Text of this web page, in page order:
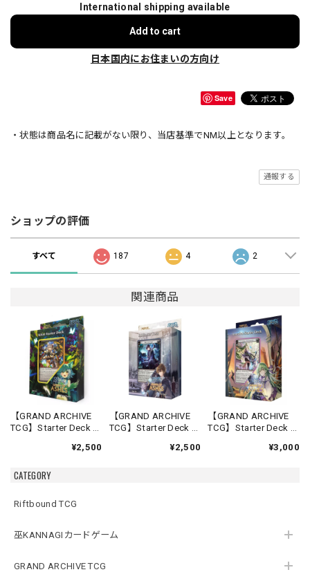
CATEGORY
Riftbound TCG
巫KANNAGIカードゲーム
GRAND ARCHIVE TCG
International shipping available
Add to cart
日本国内にお住まいの方向け
Save
・状態は商品名に記載がない限り、当店基準でNM以上となります。
通報する
ショップの評価
すべて 187 4 2
関連商品
【GRAND ARCHIVE
TCG】Starter Deck -
Ashes】《英語版》
¥2,500
【GRAND ARCHIVE
TCG】Starter Deck -
Ashes】《英語版》
¥2,500
【GRAND ARCHIVE
TCG】Starter Deck -
Ashes】《英語版》
¥3,000